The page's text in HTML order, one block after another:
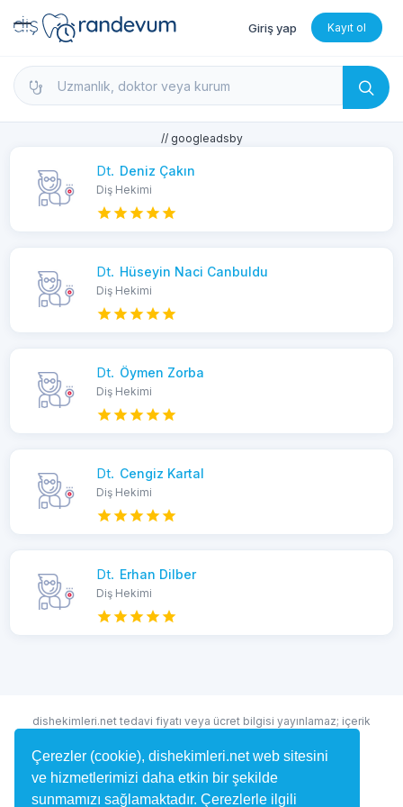
Çerezler (cookie), dishekimleri.net web sitesini
ve hizmetlerimizi daha etkin bir şekilde
sunmamızı sağlamaktadır. Çerezlerle ilgili
dishekimleri.net - Diş Hekimi Bul, Yorumları İncele
Giriş yap Kayıt ol
// googleadsby
Dt. Deniz Çakın
Diş Hekimi
Dt. Hüseyin Naci Canbuldu
Diş Hekimi
Dt. Öymen Zorba
Diş Hekimi
Dt. Cengiz Kartal
Diş Hekimi
Dt. Erhan Dilber
Diş Hekimi
dishekimleri.net tedavi fiyatı veya ücret bilgisi yayınlamaz; içerik